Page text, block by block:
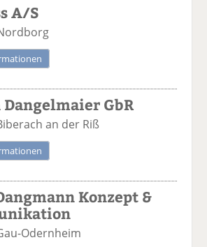
A/S
Dangelmaier GbR
an der Riß
Konzept &
Odernheim